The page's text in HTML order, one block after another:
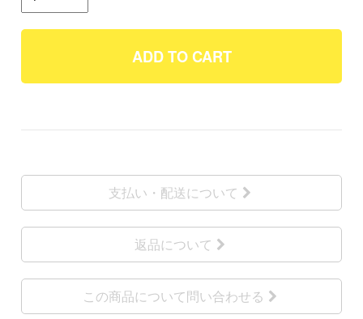
ADD TO CART
支払い・配送について
返品について
この商品について問い合わせる